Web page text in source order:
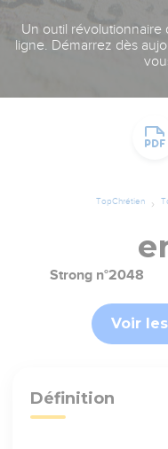
Un outil
ligne. Démarrez dès
TopChrétien
Strong n°2048
Voir
Définition